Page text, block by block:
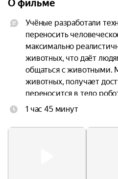
О фильме
Учёные разработали
переносить
максимально
животных, что даёт
общаться с животными.
животных, получает
переносится в тело
отправляется
Ғалымдар адам
1 час 45 минут